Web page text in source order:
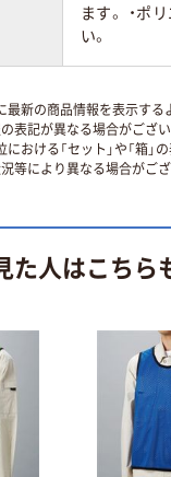
ます。 ・ポ
い。
新の商品情報を表示する
表記が異なる場合がござ
における「セット」や「箱
等により異なる場合がご
た人はこちら